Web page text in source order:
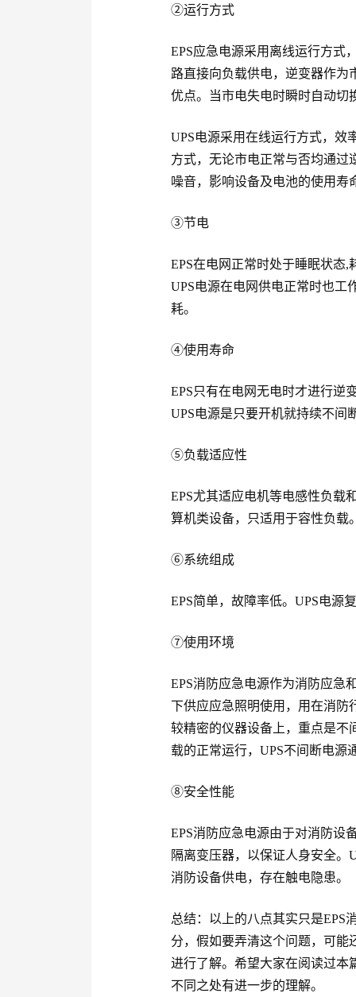
②运行方式
EPS应急电源采用离线运行方式
路直接向负载供电，逆变器作为
优点。当市电失电时瞬时自动切
UPS电源采用在线运行方式，效
方式，无论市电正常与否均通过
噪音，影响设备及电池的使用寿
③节电
EPS在电网正常时处于睡眠状态,
UPS电源在电网供电正常时也工
耗。
④使用寿命
EPS只有在电网无电时才进行逆
UPS电源是只要开机就持续不间
⑤负载适应性
EPS尤其适应电机等电感性负载
算机类设备，只适用于容性负载
⑥系统组成
EPS简单，故障率低。UPS电源
⑦使用环境
EPS消防应急电源作为消防应急
下供应应急照明使用，用在消防
较精密的仪器设备上，重点是不
载的正常运行，UPS不间断电源
⑧安全性能
EPS消防应急电源由于对消防设
隔离变压器，以保证人身安全。
消防设备供电，存在触电隐患。
总结：以上的八点其实只是EPS
分，假如要弄清这个问题，可能
进行了解。希望大家在阅读过本
不同之处有进一步的理解。